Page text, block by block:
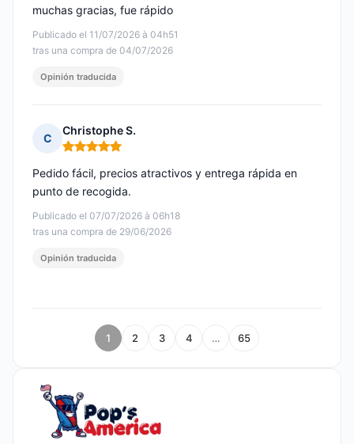
Publicado el 11/07/2026 à 04h51
tras una compra de 04/07/2026
muchas gracias, fue rápido
Opinión traducida
C
Christophe S.
Nota: 5 de 5
Publicado el 07/07/2026 à 06h18
tras una compra de 29/06/2026
Pedido fácil, precios atractivos y entrega rápida en
punto de recogida.
Opinión traducida
1 2 3 4 … 65